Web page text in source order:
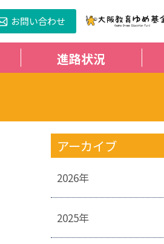
お問い合わせ
進路状況
アーカイブ
2026年
2025年